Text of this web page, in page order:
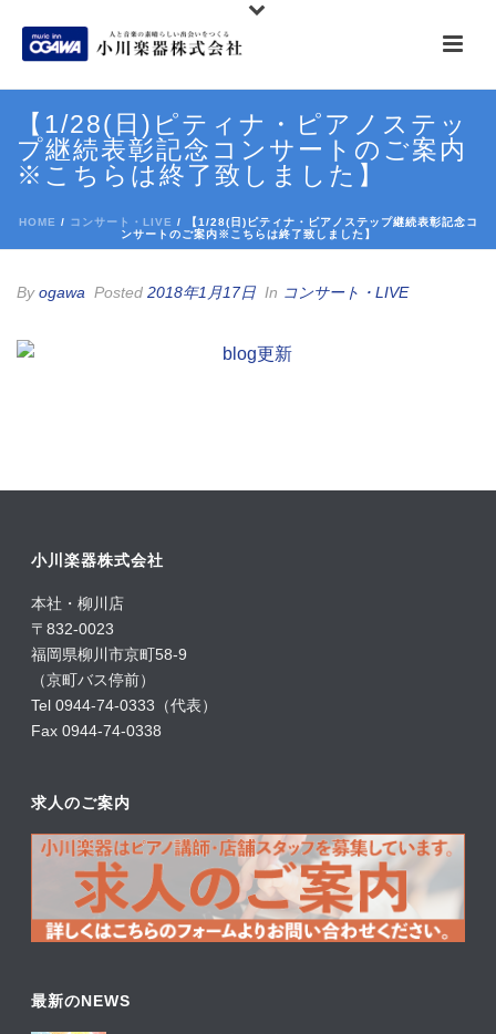
【1/28(日)ピティナ・ピアノステッ
プ継続表彰記念コンサートのご案内
※こちらは終了致しました】
HOME / コンサート・LIVE / 【1/28(日)ピティナ・ピアノステップ継続表彰記念コ
ンサートのご案内※こちらは終了致しました】
Byogawa Posted 2018年1月17日 In コンサート・LIVE
小川楽器株式会社
本社・柳川店
〒832-0023
福岡県柳川市京町58-9
（京町バス停前）
Tel 0944-74-0333（代表）
Fax 0944-74-0338
求人のご案内
最新のNEWS